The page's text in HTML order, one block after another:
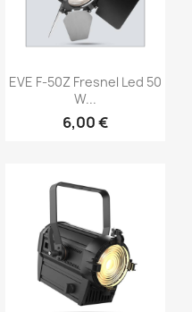
Aperçu rapide
EVE F-50Z Fresnel Led 50
W...
6,00 €